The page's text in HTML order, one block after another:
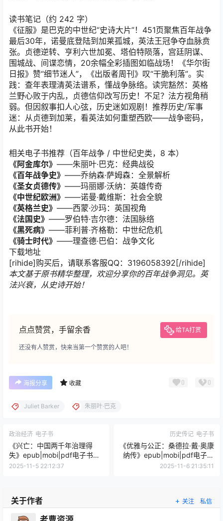
读书笔记（约 242 字）
《征服》是巴克的中世纪“史诗大片”！451页聚焦百年战争
最后30年，诺曼底登陆到加莱孤城，英法王冠争夺血脉贲
张。贞德逆转、亨利六世加冕、塔伯特陨落，宫廷阴谋、
围城战、间谍恋情，20余幅全彩插图如临战场！《华尔街
日报》赞“细节迷人”，《出版者周刊》叹“干脆利落”。实
践：查年表理清英法谱系，懂战争脉络。读完豁然：英格
兰野心败于内乱，贞德信仰改写历史！不足？法方视角稍
弱。但因叙事扣人心弦，历史迷如观剧！推荐历史/军事
迷：从贞德到加莱，看英法如何重塑西欧——战争密码，
从此书开始！
相关电子书推荐（百年战争 / 中世纪史类，8 本）
《阿金库尔》 ——朱丽叶·巴克：经典战役
《百年战争史》 ——乔纳森·萨姆森：全景解析
《圣女贞德传》 ——玛丽娜·沃纳：英雄传奇
《中世纪欧洲》 ——诺曼·戴维斯：社会全貌
《英格兰史》 ——西蒙·沙玛：英国视角
《法国史》 ——罗伯特·吉尔德：法国脉络
《黑死病》 ——菲利普·齐格勒：中世纪危机
《骑士时代》 ——理查德·巴伯：战争文化
下载地址
[rihide]购买后，请联系客服QQ：3196058392[/rihide]
本文基于原书精华整理，欢迎分享你的百年战争洞见。英
法兴衰，从史诗开始！
点点赞赏，手留余香 给TA打赏
还没有人赞赏，快来当第一个赞赏的人吧！
海报分享 收藏 0 0
Juliet Barker 朱丽叶·巴克
政治经济 电子书
《兴亡：中国两千年治理得
失》epub|mobi|pdf电子书下
载
2025-11-5 22:12:37
历史传记 电子书
《优雅与公正：桑德拉·戴·奥康
纳传》epub|mobi|pdf电子书
下载
2025-11-6 21:35:11
关于作者 关注 私信